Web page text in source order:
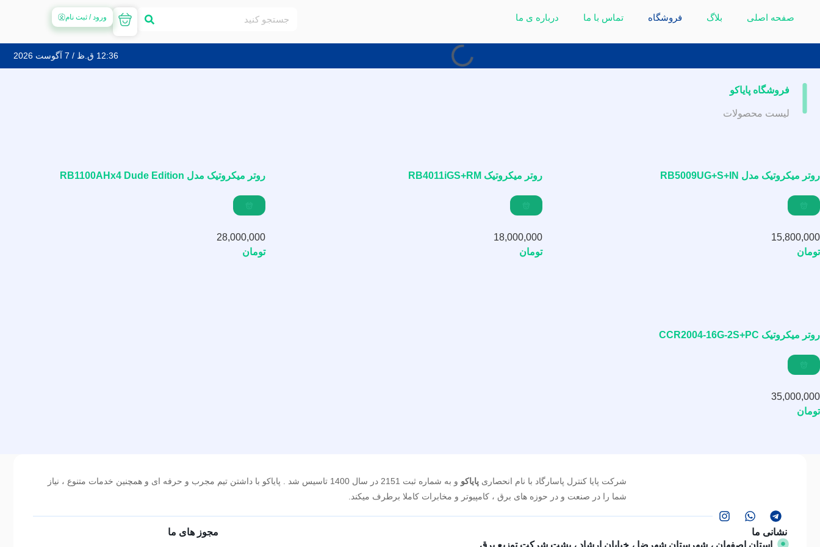
صفحه اصلی بلاگ فروشگاه تماس با ما درباره ی ما ورود / ثبت نام
12:36 ق.ظ / 7 آگوست 2026
فروشگاه پایاکو
لیست محصولات
روتر میکروتیک مدل RB5009UG+S+IN
15,800,000
تومان
روتر میکروتیک RB4011iGS+RM
18,000,000
تومان
روتر میکروتیک مدل RB1100AHx4 Dude Edition
28,000,000
تومان
روتر میکروتیک CCR2004-16G-2S+PC
35,000,000
تومان
شرکت پایا کنترل پاسارگاد با نام انحصاری پایاکو
و به شماره ثبت 2151 در سال 1400 تاسیس شد . پایاکو با داشتن تیم مجرب و حرفه ای و همچنین خدمات متنوع ، نیاز
شما را در صنعت و در حوزه های برق ، کامپیوتر و مخابرات کاملا برطرف میکند.
نشانی ما
استان اصفهان ، شهرستان شهرضا ، خیابان ارشاد ، پشت شرکت توزیع برق
مجوز های ما